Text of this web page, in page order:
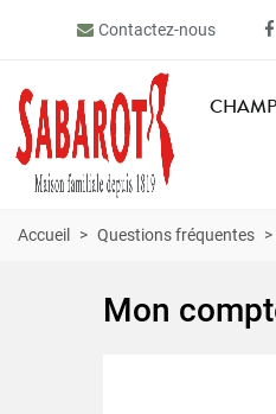
Contactez-nous
Accueil > Questions fréquentes >
Mon